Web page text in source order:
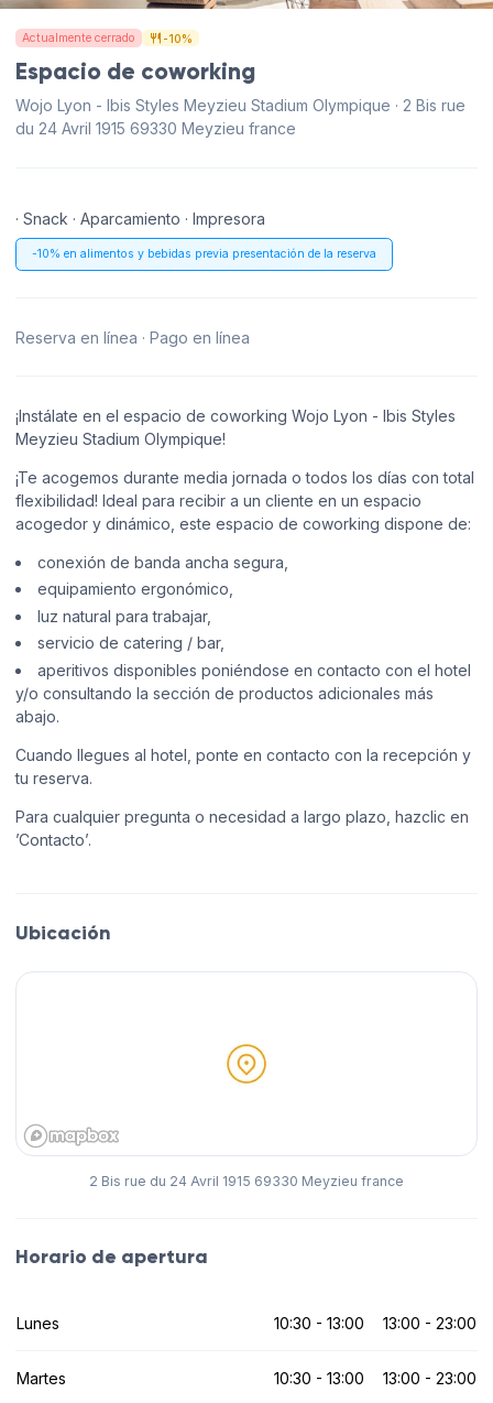
Actualmente cerrado -10%
Espacio de coworking
Wojo Lyon - Ibis Styles Meyzieu Stadium Olympique · 2 Bis rue
du 24 Avril 1915 69330 Meyzieu france
· Snack · Aparcamiento · Impresora
-10% en alimentos y bebidas previa presentación de la reserva
Reserva en línea · Pago en línea
¡Instálate en el espacio de coworking Wojo Lyon - Ibis Styles
Meyzieu Stadium Olympique!
¡Te acogemos durante media jornada o todos los días con total
flexibilidad! Ideal para recibir a un cliente en un espacio
acogedor y dinámico, este espacio de coworking dispone de:
conexión de banda ancha segura,
equipamiento ergonómico,
luz natural para trabajar,
servicio de catering / bar,
aperitivos disponibles poniéndose en contacto con el hotel
y/o consultando la sección de productos adicionales más
abajo.
Cuando llegues al hotel, ponte en contacto con la recepción y
tu reserva.
Para cualquier pregunta o necesidad a largo plazo, hazclic en
’Contacto’.
Ubicación
2 Bis rue du 24 Avril 1915 69330 Meyzieu france
Horario de apertura
Lunes 10:30 - 13:00 13:00 - 23:00
Martes 10:30 - 13:00 13:00 - 23:00